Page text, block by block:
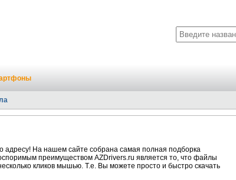
На нашем сайте собрана самая полная подборка
преимуществом AZDrivers.ru является то, что файлы
кликов мышью. Т.е. Вы можете просто и быстро скачать